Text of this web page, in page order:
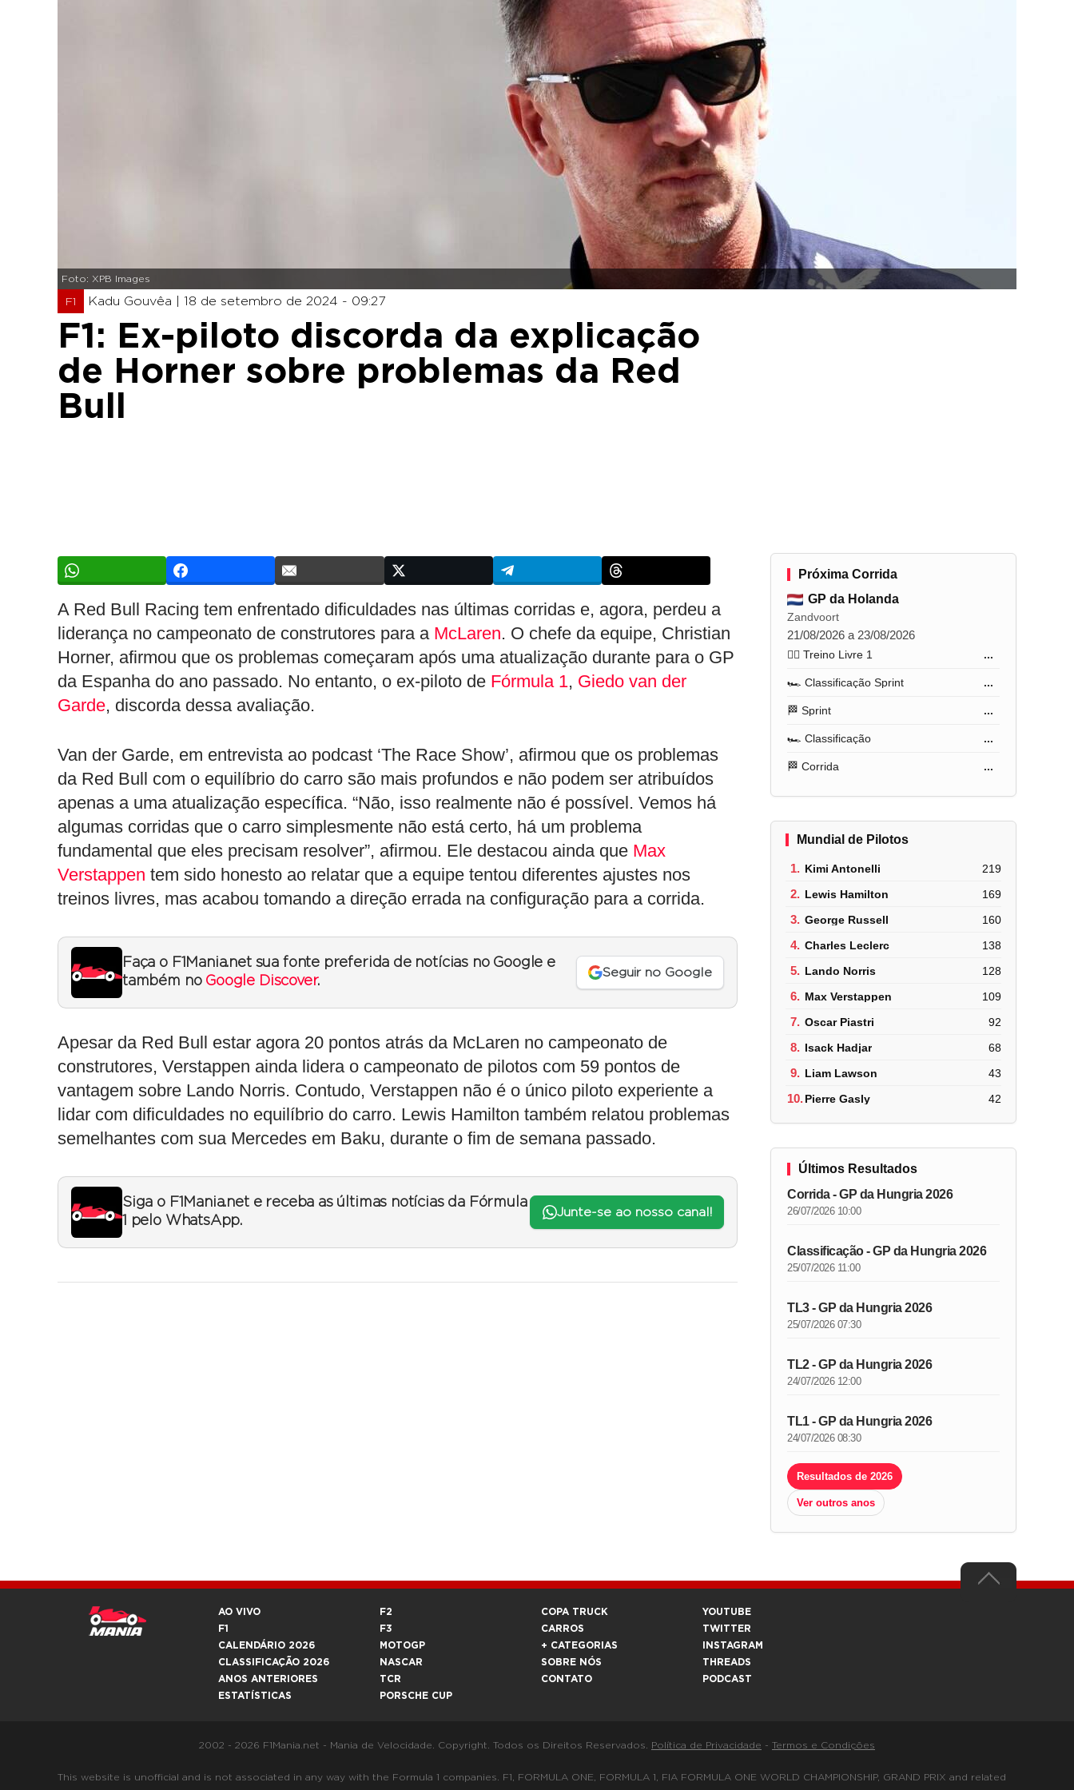
Foto: XPB Images
F1 Kadu Gouvêa | 18 de setembro de 2024 - 09:27
F1: Ex-piloto discorda da explicação
de Horner sobre problemas da Red
Bull
A Red Bull Racing tem enfrentado dificuldades nas últimas corridas e, agora, perdeu a
liderança no campeonato de construtores para a McLaren. O chefe da equipe, Christian
Horner, afirmou que os problemas começaram após uma atualização durante para o GP
da Espanha do ano passado. No entanto, o ex-piloto de Fórmula 1, Giedo van der
Garde, discorda dessa avaliação.
Van der Garde, em entrevista ao podcast ‘The Race Show’, afirmou que os problemas
da Red Bull com o equilíbrio do carro são mais profundos e não podem ser atribuídos
apenas a uma atualização específica. “Não, isso realmente não é possível. Vemos há
algumas corridas que o carro simplesmente não está certo, há um problema
fundamental que eles precisam resolver”, afirmou. Ele destacou ainda que Max
Verstappen tem sido honesto ao relatar que a equipe tentou diferentes ajustes nos
treinos livres, mas acabou tomando a direção errada na configuração para a corrida.
Faça o F1Mania.net sua fonte preferida de notícias no Google e
também no Google Discover.
Seguir no Google
Apesar da Red Bull estar agora 20 pontos atrás da McLaren no campeonato de
construtores, Verstappen ainda lidera o campeonato de pilotos com 59 pontos de
vantagem sobre Lando Norris. Contudo, Verstappen não é o único piloto experiente a
lidar com dificuldades no equilíbrio do carro. Lewis Hamilton também relatou problemas
semelhantes com sua Mercedes em Baku, durante o fim de semana passado.
Siga o F1Mania.net e receba as últimas notícias da Fórmula
1 pelo WhatsApp.
Junte-se ao nosso canal!
Próxima Corrida
GP da Holanda
Zandvoort
21/08/2026 a 23/08/2026
🏋️‍♂️ Treino Livre 1 ...
🏎️ Classificação Sprint ...
🏁 Sprint ...
🏎️ Classificação ...
🏁 Corrida ...
Mundial de Pilotos
1. Kimi Antonelli 219
2. Lewis Hamilton 169
3. George Russell 160
4. Charles Leclerc 138
5. Lando Norris 128
6. Max Verstappen 109
7. Oscar Piastri 92
8. Isack Hadjar 68
9. Liam Lawson 43
10.Pierre Gasly 42
Últimos Resultados
Corrida - GP da Hungria 2026
26/07/2026 10:00
Classificação - GP da Hungria 2026
25/07/2026 11:00
TL3 - GP da Hungria 2026
25/07/2026 07:30
TL2 - GP da Hungria 2026
24/07/2026 12:00
TL1 - GP da Hungria 2026
24/07/2026 08:30
Resultados de 2026
Ver outros anos
AO VIVO
F1
CALENDÁRIO 2026
CLASSIFICAÇÃO 2026
ANOS ANTERIORES
ESTATÍSTICAS
F2
F3
MOTOGP
NASCAR
TCR
PORSCHE CUP
COPA TRUCK
CARROS
+ CATEGORIAS
SOBRE NÓS
CONTATO
YOUTUBE
TWITTER
INSTAGRAM
THREADS
PODCAST
2002 - 2026 F1Mania.net - Mania de Velocidade. Copyright. Todos os Direitos Reservados. Política de Privacidade - Termos e Condições
This website is unofficial and is not associated in any way with the Formula 1 companies. F1, FORMULA ONE, FORMULA 1, FIA FORMULA ONE WORLD CHAMPIONSHIP, GRAND PRIX and related